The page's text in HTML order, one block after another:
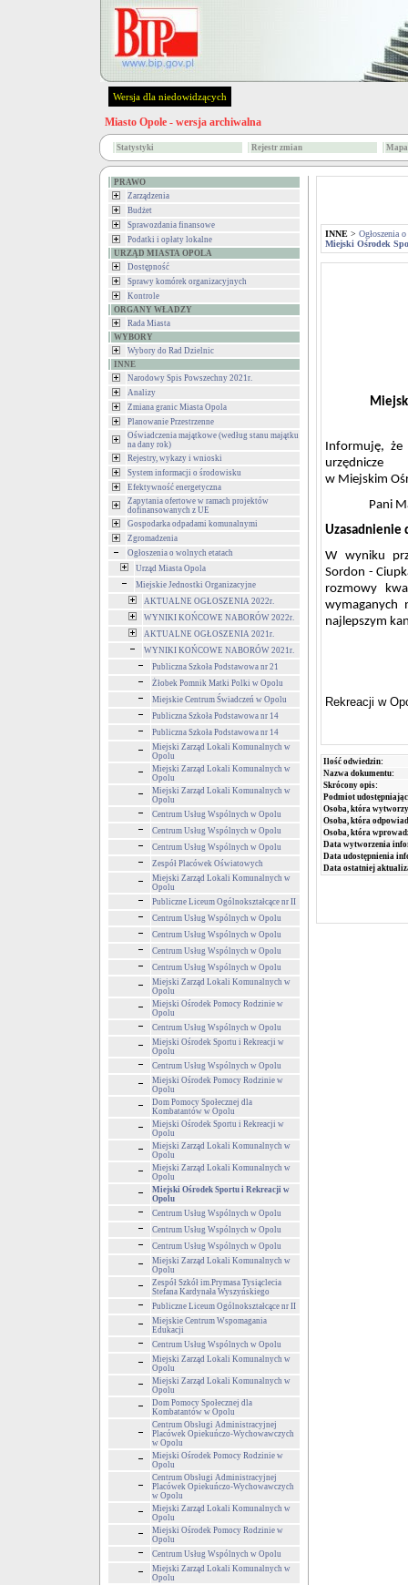
Wersja dla niedowidzących
Miasto Opole - wersja archiwalna
Statystyki Rejestr zmian
PRAWO
Zarządzenia
Budżet
Sprawozdania finansowe
Podatki i opłaty lokalne
URZĄD MIASTA OPOLA
Dostępność
Sprawy komórek organizacyjnych
Kontrole
ORGANY WŁADZY
Rada Miasta
WYBORY
Wybory do Rad Dzielnic
INNE
Narodowy Spis Powszechny 2021r.
Analizy
Zmiana granic Miasta Opola
Planowanie Przestrzenne
Oświadczenia majątkowe (według stanu majątku
na dany rok)
Rejestry, wykazy i wnioski
System informacji o środowisku
Efektywność energetyczna
Zapytania ofertowe w ramach projektów
dofinansowanych z UE
Gospodarka odpadami komunalnymi
Zgromadzenia
Ogłoszenia o wolnych etatach
Urząd Miasta Opola
Miejskie Jednostki Organizacyjne
AKTUALNE OGŁOSZENIA 2022r.
WYNIKI KOŃCOWE NABORÓW 2022r.
AKTUALNE OGŁOSZENIA 2021r.
WYNIKI KOŃCOWE NABORÓW 2021r.
Publiczna Szkoła Podstawowa nr 21
Żłobek Pomnik Matki Polki w Opolu
Miejskie Centrum Świadczeń w Opolu
Publiczna Szkoła Podstawowa nr 14
Publiczna Szkoła Podstawowa nr 14
Miejski Zarząd Lokali Komunalnych w
Opolu
Miejski Zarząd Lokali Komunalnych w
Opolu
Miejski Zarząd Lokali Komunalnych w
Opolu
Centrum Usług Wspólnych w Opolu
Centrum Usług Wspólnych w Opolu
Centrum Usług Wspólnych w Opolu
Zespół Placówek Oświatowych
Miejski Zarząd Lokali Komunalnych w
Opolu
Publiczne Liceum Ogólnokształcące nr II
Centrum Usług Wspólnych w Opolu
Centrum Usług Wspólnych w Opolu
Centrum Usług Wspólnych w Opolu
Centrum Usług Wspólnych w Opolu
Miejski Zarząd Lokali Komunalnych w
Opolu
Miejski Ośrodek Pomocy Rodzinie w
Opolu
Centrum Usług Wspólnych w Opolu
Miejski Ośrodek Sportu i Rekreacji w
Opolu
Centrum Usług Wspólnych w Opolu
Miejski Ośrodek Pomocy Rodzinie w
Opolu
Dom Pomocy Społecznej dla
Kombatantów w Opolu
Miejski Ośrodek Sportu i Rekreacji w
Opolu
Miejski Zarząd Lokali Komunalnych w
Opolu
Miejski Zarząd Lokali Komunalnych w
Opolu
Miejski Ośrodek Sportu i Rekreacji w
Opolu
Centrum Usług Wspólnych w Opolu
Centrum Usług Wspólnych w Opolu
Centrum Usług Wspólnych w Opolu
Miejski Zarząd Lokali Komunalnych w
Opolu
Zespół Szkół im.Prymasa Tysiąclecia
Stefana Kardynała Wyszyńskiego
Publiczne Liceum Ogólnokształcące nr II
Miejskie Centrum Wspomagania
Edukacji
Centrum Usług Wspólnych w Opolu
Miejski Zarząd Lokali Komunalnych w
Opolu
Miejski Zarząd Lokali Komunalnych w
Opolu
Dom Pomocy Społecznej dla
Kombatantów w Opolu
Centrum Obsługi Administracyjnej
Placówek Opiekuńczo-Wychowawczych
w Opolu
Miejski Ośrodek Pomocy Rodzinie w
Opolu
Centrum Obsługi Administracyjnej
Placówek Opiekuńczo-Wychowawczych
w Opolu
Miejski Zarząd Lokali Komunalnych w
Opolu
Miejski Ośrodek Pomocy Rodzinie w
Opolu
Centrum Usług Wspólnych w Opolu
Miejski Zarząd Lokali Komunalnych w
Opolu
INNE > Ogłoszenia
Miejski Ośrodek
Informuję, że
urzędnicze
w Miejskim
Pani
Uzasadnienie
W wyniku
Sordon -
rozmowy
wymaganych
najlepszym
Rekreacji w
Ilość odwiedzin:
Nazwa dokumentu:
Skrócony opis:
Podmiot
Osoba, która
Osoba, która
Osoba, która
Data wytworzenia
Data udostępnienia
Data ostatniej